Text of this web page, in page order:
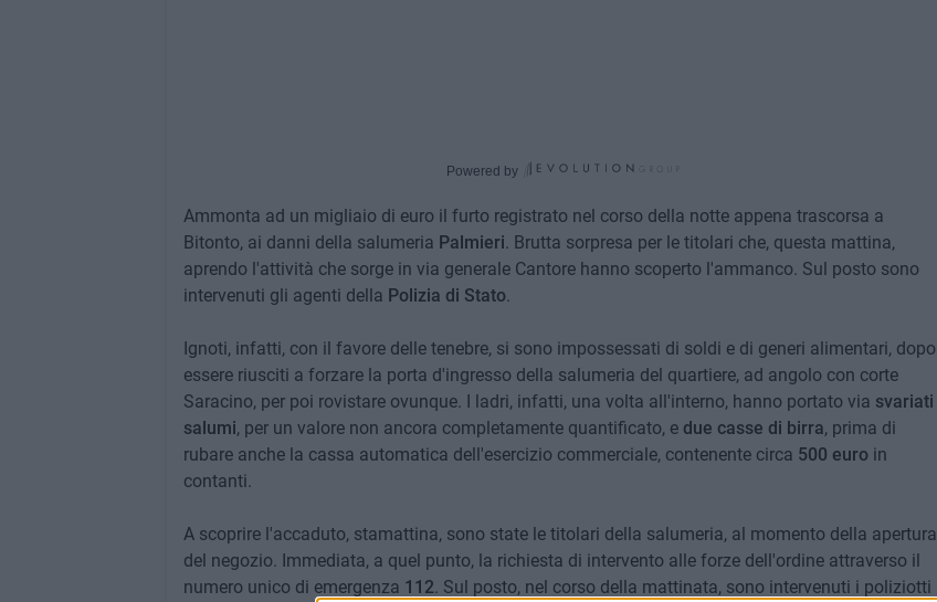
Powered by
Ammonta ad un migliaio di euro il furto registrato nel corso della notte appena trascorsa a
Bitonto, ai danni della salumeria Palmieri. Brutta sorpresa per le titolari che, questa mattina,
aprendo l'attività che sorge in via generale Cantore hanno scoperto l'ammanco. Sul posto sono
intervenuti gli agenti della Polizia di Stato.
Ignoti, infatti, con il favore delle tenebre, si sono impossessati di soldi e di generi alimentari, dopo
essere riusciti a forzare la porta d'ingresso della salumeria del quartiere, ad angolo con corte
Saracino, per poi rovistare ovunque. I ladri, infatti, una volta all'interno, hanno portato via svariati
salumi, per un valore non ancora completamente quantificato, e due casse di birra, prima di
rubare anche la cassa automatica dell'esercizio commerciale, contenente circa 500 euroin
contanti.
A scoprire l'accaduto, stamattina, sono state le titolari della salumeria, al momento della apertura
del negozio. Immediata, a quel punto, la richiesta di intervento alle forze dell'ordine attraverso il
numero unico di emergenza 112. Sul posto, nel corso della mattinata, sono intervenuti i poliziotti